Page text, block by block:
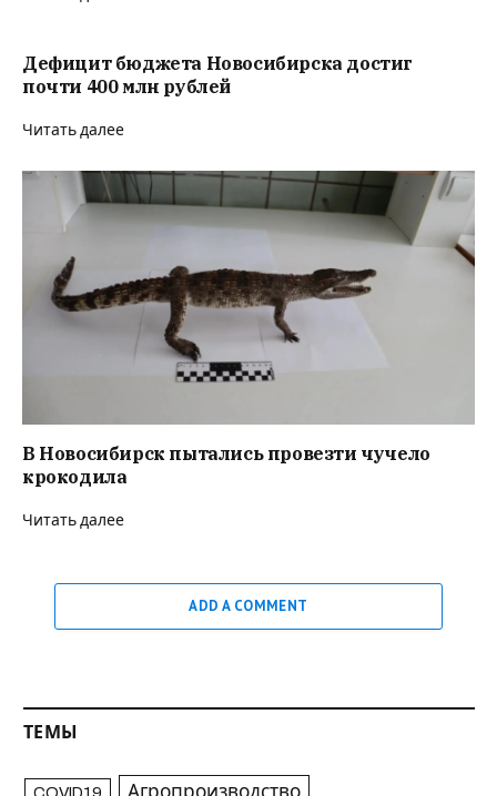
Дефицит бюджета Новосибирска достиг
почти 400 млн рублей
Читать далее
В Новосибирск пытались провезти чучело
крокодила
Читать далее
ADD A COMMENT
ТЕМЫ